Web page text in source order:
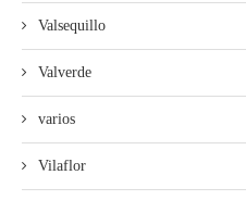
Valsequillo
Valverde
varios
Vilaflor